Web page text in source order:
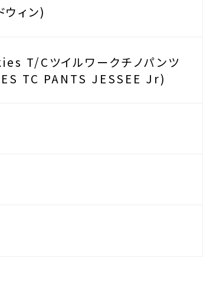
ィン)
T/Cツイルワークチノパンツ
TC PANTS JESSEE Jr)